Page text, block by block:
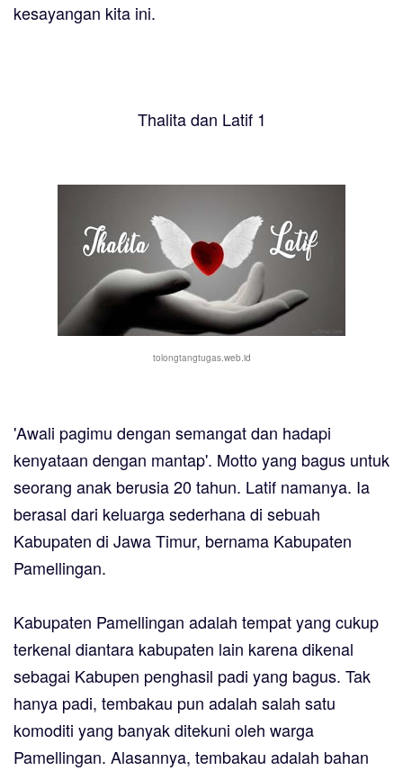
kesayangan kita ini.
Thalita dan Latif 1
tolongtangtugas.web.id
'Awali pagimu dengan semangat dan hadapi
kenyataan dengan mantap'. Motto yang bagus untuk
seorang anak berusia 20 tahun. Latif namanya. Ia
berasal dari keluarga sederhana di sebuah
Kabupaten di Jawa Timur, bernama Kabupaten
Pamellingan.
Kabupaten Pamellingan adalah tempat yang cukup
terkenal diantara kabupaten lain karena dikenal
sebagai Kabupen penghasil padi yang bagus. Tak
hanya padi, tembakau pun adalah salah satu
komoditi yang banyak ditekuni oleh warga
Pamellingan. Alasannya, tembakau adalah bahan